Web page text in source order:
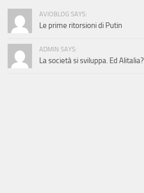
AVIOBLOG SAYS:
Le prime ritorsioni di Putin
ADMIN SAYS:
La società si sviluppa. Ed Alitalia?